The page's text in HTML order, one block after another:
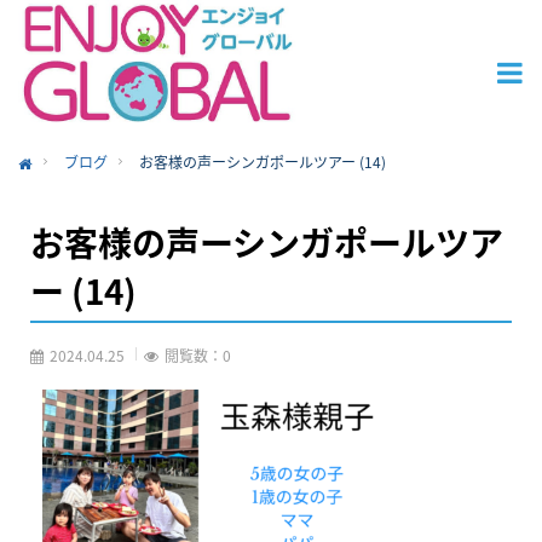
ブログ お客様の声ーシンガポールツアー (14)
お客様の声ーシンガポールツア
ー (14)
2024.04.25 閲覧数：0